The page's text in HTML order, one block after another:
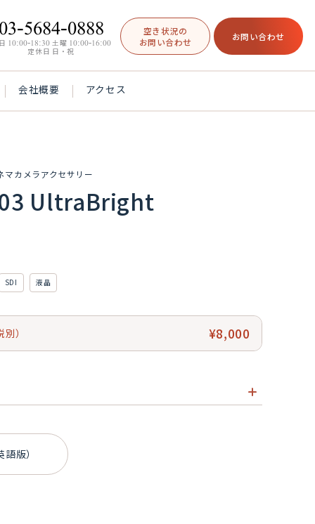
会社概要 アクセス
5684-0888
10:00-18:30 土曜 10:00-16:00
定休日 日・祝
空き状況の
お問い合わせ
お問い合わせ
マカメラアクセサリー
UltraBright
SDI 液晶
） ¥8,000
3D LUTを搭載
版）